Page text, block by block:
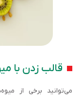
قالب زدن با
می‌توانید برخی از